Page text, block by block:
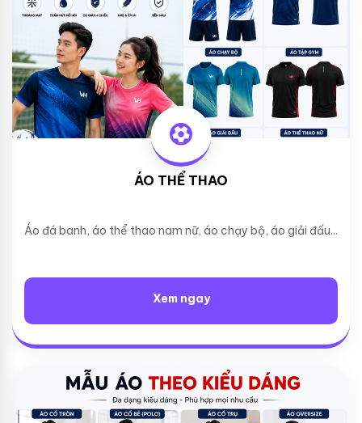
ÁO THỂ THAO
Áo đá banh, áo thể thao nam nữ, áo chạy bộ, áo giải đấu...
Xem ngay